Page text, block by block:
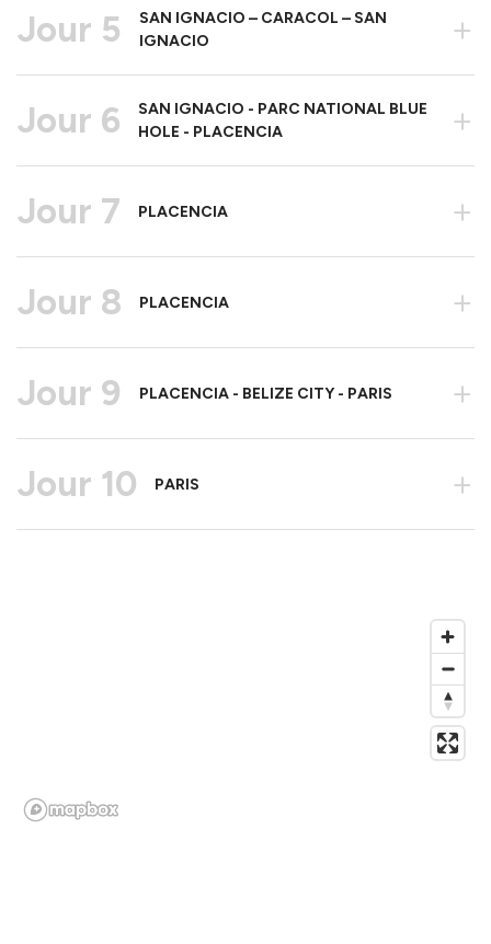
Jour 5
SAN IGNACIO – CARACOL – SAN
IGNACIO
+
Jour 6
SAN IGNACIO - PARC NATIONAL BLUE
HOLE - PLACENCIA
+
Jour 7 PLACENCIA +
Jour 8 PLACENCIA +
Jour 9 PLACENCIA - BELIZE CITY - PARIS +
Jour 10 PARIS +